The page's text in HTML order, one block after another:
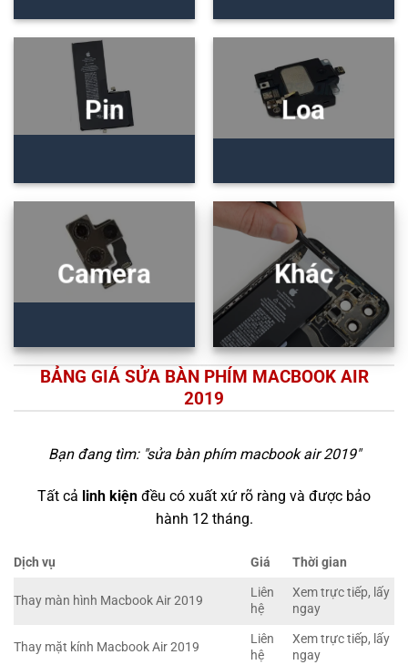
Pin Loa
Camera Khác
BẢNG GIÁ SỬA BÀN PHÍM MACBOOK AIR
2019
Bạn đang tìm: "sửa bàn phím macbook air 2019"
Tất cả linh kiện đều có xuất xứ rõ ràng và được bảo
hành 12 tháng.
Dịch vụ Giá Thời gian
Thay màn hình Macbook Air 2019
Liên
hệ
Xem trực tiếp, lấy
ngay
Thay mặt kính Macbook Air 2019
Liên
hệ
Xem trực tiếp, lấy
ngay